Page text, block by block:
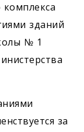
зданий
№ 1
за